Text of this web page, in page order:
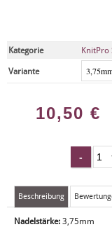
Kategorie KnitPro
Variante
10,50 €
Beschreibung
Nadelstärke: 3,75mm